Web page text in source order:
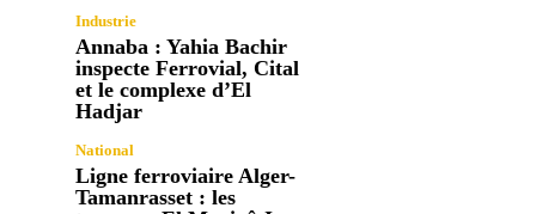
Industrie
Annaba : Yahia Bachir
inspecte Ferrovial, Cital
et le complexe d’El
Hadjar
National
Ligne ferroviaire Alger-
Tamanrasset : les